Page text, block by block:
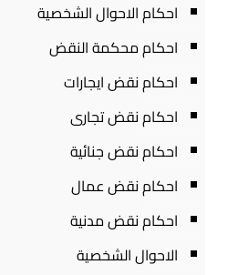
احكام الاحوال الشخصية
احكام محكمة النقض
احكام نقض ايجارات
احكام نقض تجارى
احكام نقض جنائية
احكام نقض عمال
احكام نقض مدنية
الاحوال الشخصية